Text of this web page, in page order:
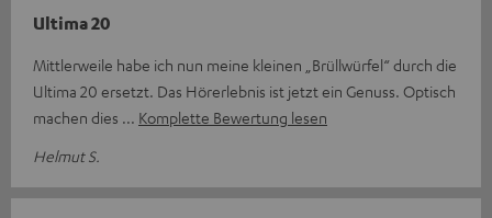
Ultima 20
Mittlerweile habe ich nun meine kleinen „Brüllwürfel“ durch die
Ultima 20 ersetzt. Das Hörerlebnis ist jetzt ein Genuss. Optisch
machen dies
Komplette Bewertung lesen
Helmut S.